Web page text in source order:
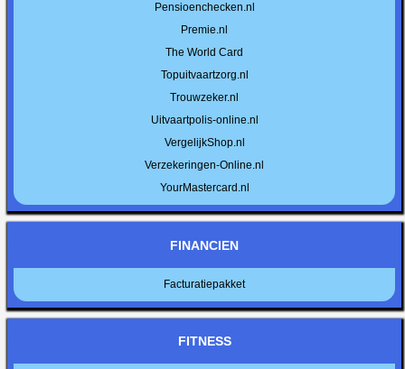
Pensioenchecken.nl
Premie.nl
The World Card
Topuitvaartzorg.nl
Trouwzeker.nl
Uitvaartpolis-online.nl
VergelijkShop.nl
Verzekeringen-Online.nl
YourMastercard.nl
FINANCIEN
Facturatiepakket
FITNESS